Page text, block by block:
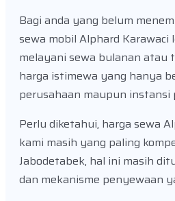
Bagi anda yang belum
sewa mobil Alphard Karawaci
melayani sewa bulanan atau
harga istimewa yang hanya
perusahaan maupun instansi
Perlu diketahui, harga sewa
kami masih yang paling
Jabodetabek, hal ini masih
dan mekanisme penyewaan